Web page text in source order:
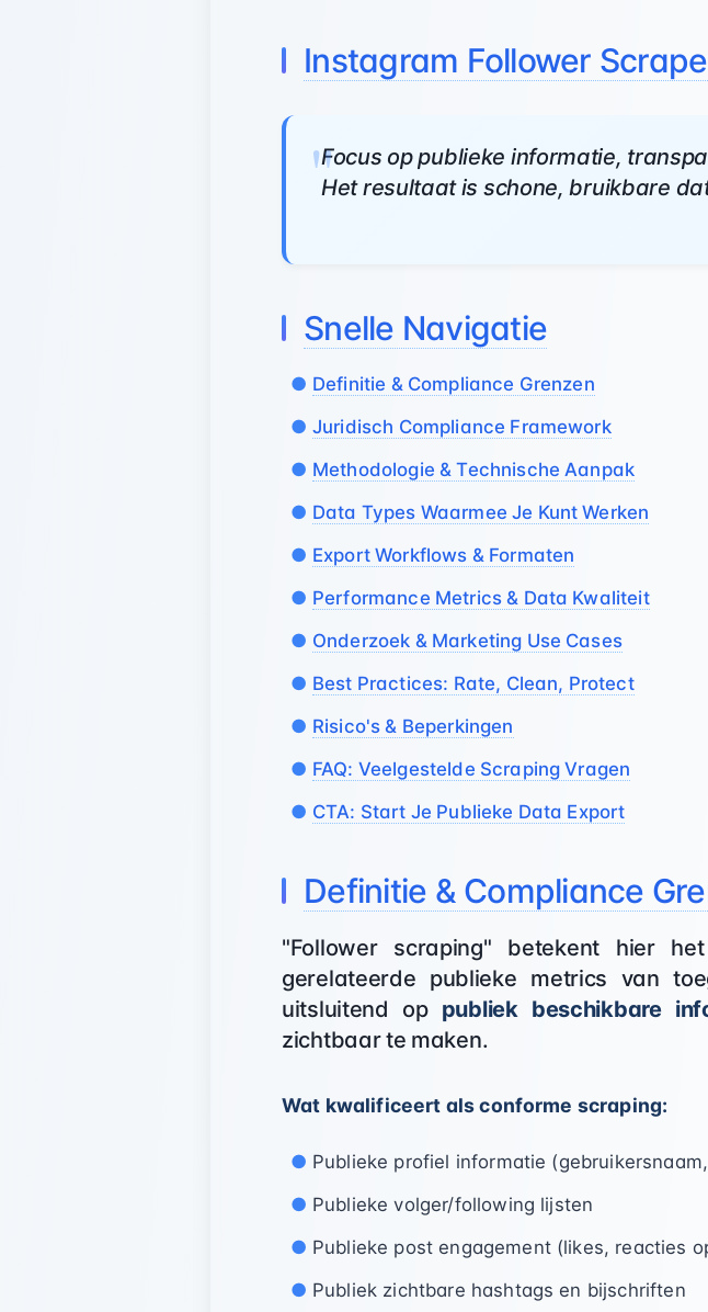
Instagram Follower
Focus op publieke informatie,
Het resultaat is schone, bruikbare
Snelle Navigatie
Definitie & Compliance Grenzen
Juridisch Compliance Framework
Methodologie & Technische Aanpak
Data Types Waarmee Je Kunt Werken
Export Workflows & Formaten
Performance Metrics & Data Kwaliteit
Onderzoek & Marketing Use Cases
Best Practices: Rate, Clean, Protect
Risico's & Beperkingen
FAQ: Veelgestelde Scraping Vragen
CTA: Start Je Publieke Data Export
Definitie & Compliance
"Follower scraping" betekent hier
gerelateerde publieke metrics van
uitsluitend op publiek beschikbare
zichtbaar te maken.
Wat kwalificeert als conforme scraping:
Publieke profiel informatie
Publieke volger/following lijsten
Publieke post engagement (likes, reacties
Publiek zichtbare hashtags en bijschriften